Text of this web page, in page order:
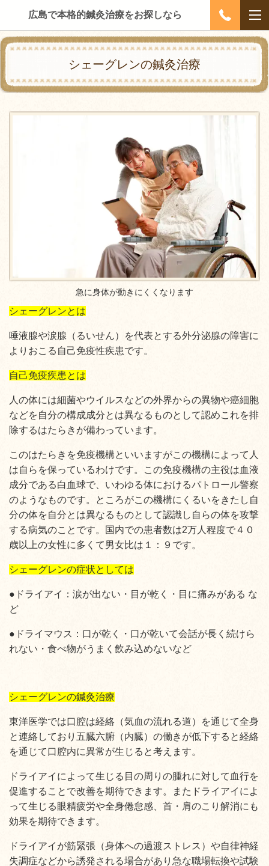
広島で本格的鍼灸治療をお探しなら
シェーグレンの鍼灸治療
急に身体が動きにくくなります
シェーグレンとは
唾液腺や涙腺（るいせん）を代表とする外分泌腺の障害に
よりおこる自己免疫性疾患です。
自己免疫疾患とは
人の体には細菌やウイルスなどの外界からの異物や癌細胞
などを自分の構成成分とは異なるものとして認めこれを排
除するはたらきが備わっています。
このはたらきを免疫機構といいますがこの機構によって人
は自らを保っているわけです。この免疫機構の主役は血液
成分である白血球で、いわゆる体におけるパトロール警察
のようなものです。ところがこの機構にくるいをきたし自
分の体を自分とは異なるものとして認識し自らの体を攻撃
する病気のことです。国内での患者数は2万人程度で４０
歳以上の女性に多くて男女比は１：９です。
シェーグレンの症状としては
●ドライアイ：涙が出ない・目が乾く・目に痛みがある な
ど
●ドライマウス：口が乾く・口が乾いて会話が長く続けら
れない・食べ物がうまく飲み込めないなど
シェーグレンの鍼灸治療
東洋医学では口腔は経絡（気血の流れる道）を通じて全身
と連絡しており 五臓六腑（内臓）の働きが低下すると経絡
を通じて口腔内に異常が生じると考えます。
ドライアイによって生じる目の周りの腫れに対して血行を
促進することで改善を期待できます。
またドライアイによ
って生じる眼精疲労や全身倦怠感、 首・肩のこり解消にも
効果を期待できます。
ドライアイが筋緊張（身体への過渡ストレス）や自律神経
失調症などから誘発される場合があり急な職場転換や試験